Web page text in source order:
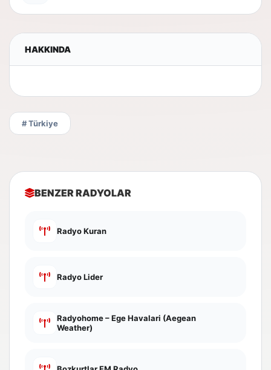
HAKKINDA
# Türkiye
BENZER RADYOLAR
Radyo Kuran
Radyo Lider
Radyohome – Ege Havalari (Aegean
Weather)